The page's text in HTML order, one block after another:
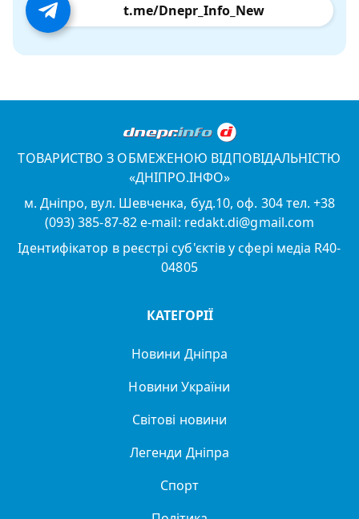
t.me/Dnepr_Info_New
ТОВАРИСТВО З ОБМЕЖЕНОЮ ВІДПОВІДАЛЬНІСТЮ
«ДНІПРО.ІНФО»
м. Дніпро, вул. Шевченка, буд.10, оф. 304 тел. +38
(093) 385-87-82 e-mail: redakt.di@gmail.com
Ідентифікатор в реєстрі суб'єктів у сфері медіа R40-
04805
КАТЕГОРІЇ
Новини Дніпра
Новини України
Світові новини
Легенди Дніпра
Спорт